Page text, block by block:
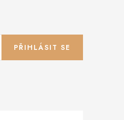
PŘIHLÁSIT SE